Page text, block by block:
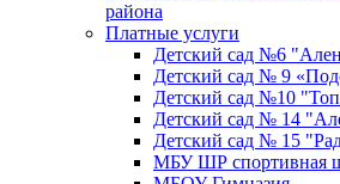
района
Платные услуги
Детский сад №6
Детский сад № 9
Детский сад №10
Детский сад № 14
Детский сад № 15
МБУ ШР спортивная